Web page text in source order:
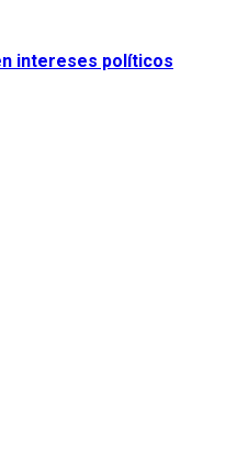
intereses políticos